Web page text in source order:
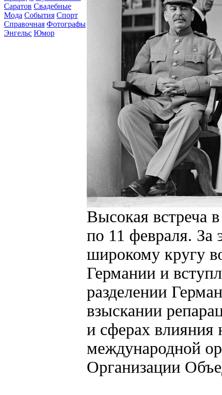
Саратов Свадебные
Мода События Спорт
Справочная Фотографы
Энгельс Юмор
Высокая встреча
по 11 февраля. За
широкому кругу
Германии и
разделении
взыскании
и сферах влияния
международной
Организации